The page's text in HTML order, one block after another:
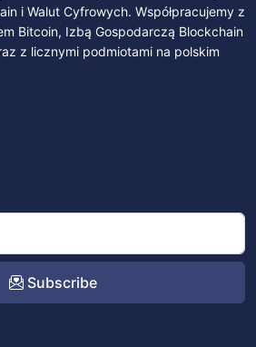
i Walut Cyfrowych. Współpracujemy z
Bitcoin, Izbą Gospodarczą Blockchain
z licznymi podmiotami na polskim
Subscribe